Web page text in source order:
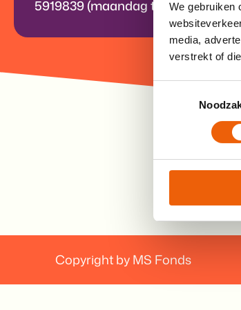
We gebruiken
media,
verstrekt of
5919839 (maandag t/m
Copyright by MS Fonds